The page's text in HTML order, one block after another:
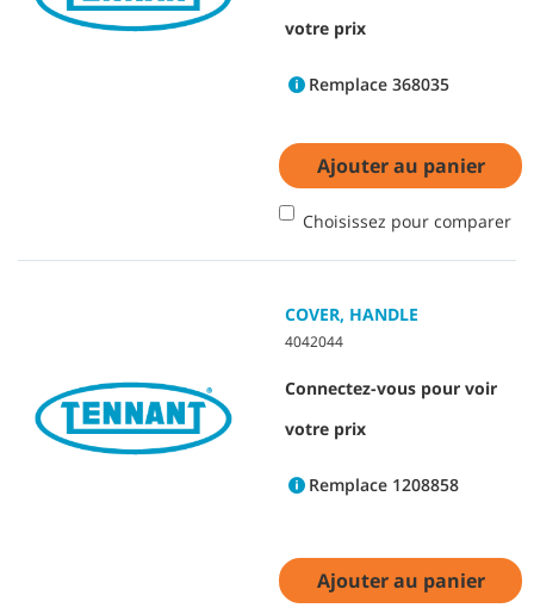
votre prix
Remplace 368035
Ajouter au panier
Choisissez pour comparer
COVER, HANDLE
4042044
Connectez-vous pour voir
votre prix
Remplace 1208858
Ajouter au panier